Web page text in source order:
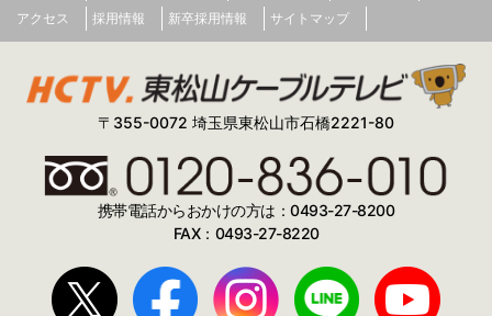
アクセス
採用情報 新卒採用情報 サイトマップ
〒355-0072 埼玉県東松山市石橋2221-80
携帯電話からおかけの方は：0493-27-8200
FAX：0493-27-8220